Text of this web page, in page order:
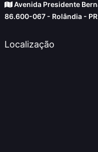
Avenida Presidente
86.600-067 - Rolândia - PR
Localização